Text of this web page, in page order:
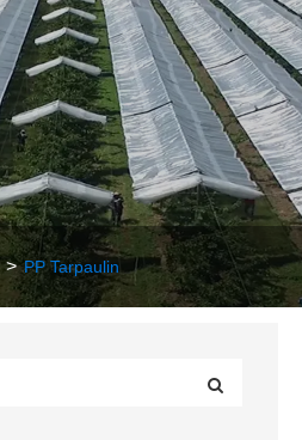
PP Tarpaulin